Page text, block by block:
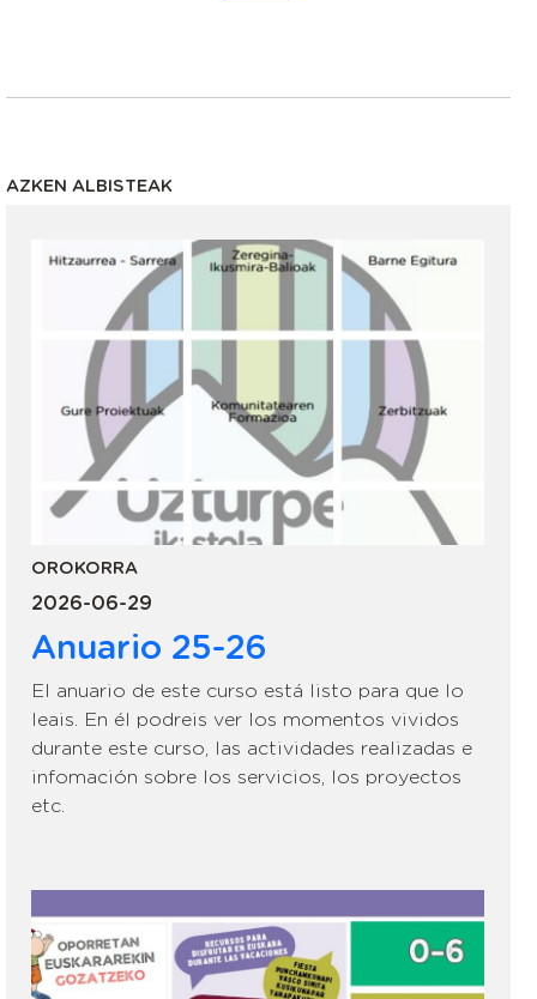
AZKEN ALBISTEAK
OROKORRA
2026-06-29
Anuario 25-26
El anuario de este curso está listo para que lo
leais. En él podreis ver los momentos vividos
durante este curso, las actividades realizadas e
infomación sobre los servicios, los proyectos
etc.